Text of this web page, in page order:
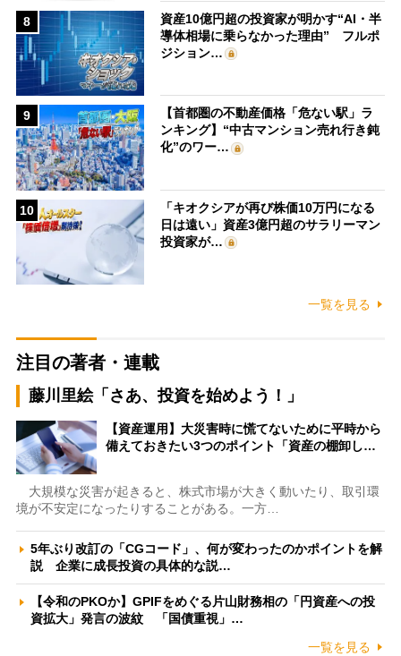
8
資産10億円超の投資家が明かす“AI・半
導体相場に乗らなかった理由” フルポ
ジション…
9
【首都圏の不動産価格「危ない駅」ラ
ンキング】“中古マンション売れ行き鈍
化”のワー…
10
「キオクシアが再び株価10万円になる
日は遠い」資産3億円超のサラリーマン
投資家が…
一覧を見る
注目の著者・連載
藤川里絵「さあ、投資を始めよう！」
【資産運用】大災害時に慌てないために平時から
備えておきたい3つのポイント「資産の棚卸し…
大規模な災害が起きると、株式市場が大きく動いたり、取引環
境が不安定になったりすることがある。一方…
5年ぶり改訂の「CGコード」、何が変わったのかポイントを解
説 企業に成長投資の具体的な説…
【令和のPKOか】GPIFをめぐる片山財務相の「円資産への投
資拡大」発言の波紋 「国債重視」…
一覧を見る